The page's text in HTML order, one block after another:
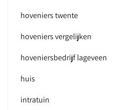
hoveniers twente
hoveniers vergelijken
hoveniersbedrijf lageveen
huis
intratuin